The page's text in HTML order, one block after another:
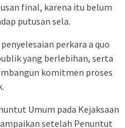
final, karena itu belum
putusan sela.
perkara a quo
yang berlebihan, serta
komitmen proses
Umum pada Kejaksaan
setelah Penuntut